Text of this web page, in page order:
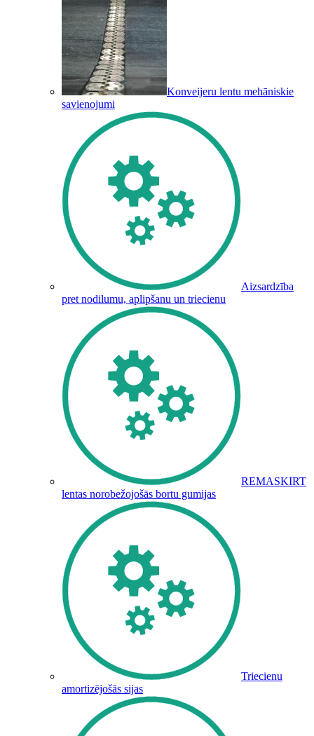
Konveijeru lentu mehāniskie
savienojumi
Aizsardzība
pret nodilumu, aplipšanu un triecienu
REMASKIRT
lentas norobežojošās bortu gumijas
Triecienu
amortizējošās sijas